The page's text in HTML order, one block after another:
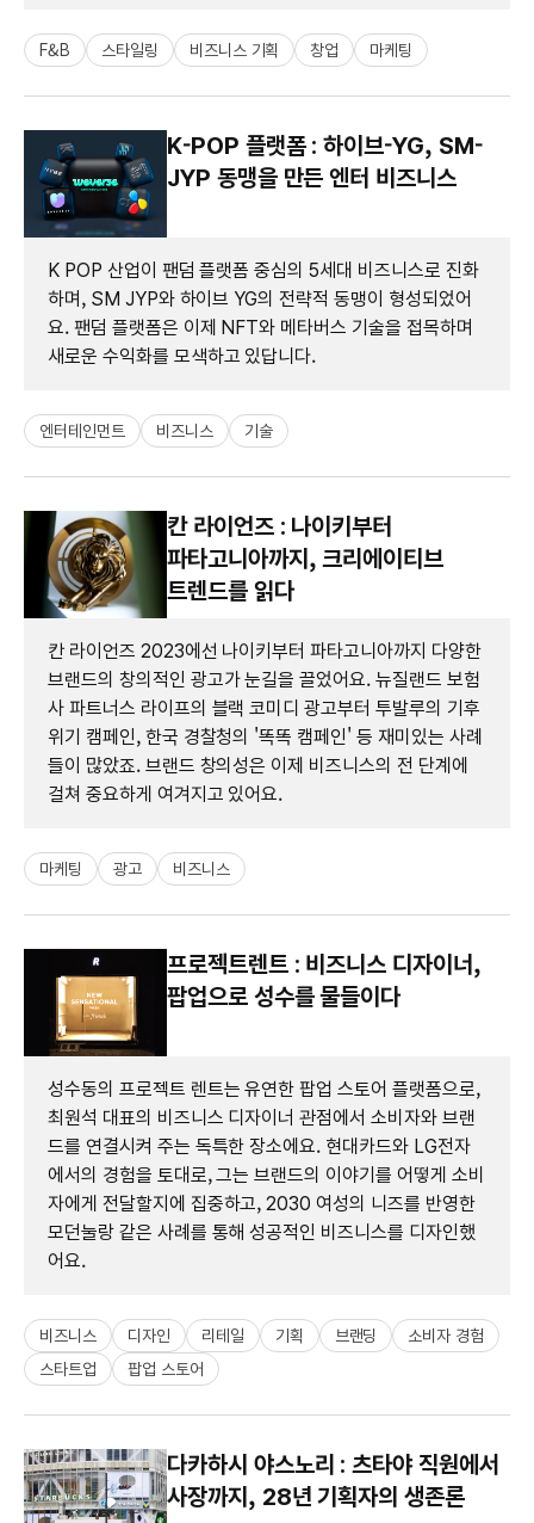
F&B 스타일링 비즈니스 기획 창업 마케팅
K-POP 플랫폼 : 하이브-YG, SM-
JYP 동맹을 만든 엔터 비즈니스
K POP 산업이 팬덤 플랫폼 중심의 5세대 비즈니스로 진화
하며, SM JYP와 하이브 YG의 전략적 동맹이 형성되었어
요. 팬덤 플랫폼은 이제 NFT와 메타버스 기술을 접목하며
새로운 수익화를 모색하고 있답니다.
엔터테인먼트 비즈니스 기술
칸 라이언즈 : 나이키부터
파타고니아까지, 크리에이티브
트렌드를 읽다
칸 라이언즈 2023에선 나이키부터 파타고니아까지 다양한
브랜드의 창의적인 광고가 눈길을 끌었어요. 뉴질랜드 보험
사 파트너스 라이프의 블랙 코미디 광고부터 투발루의 기후
위기 캠페인, 한국 경찰청의 '똑똑 캠페인' 등 재미있는 사례
들이 많았죠. 브랜드 창의성은 이제 비즈니스의 전 단계에
걸쳐 중요하게 여겨지고 있어요.
마케팅 광고 비즈니스
프로젝트렌트 : 비즈니스 디자이너,
팝업으로 성수를 물들이다
성수동의 프로젝트 렌트는 유연한 팝업 스토어 플랫폼으로,
최원석 대표의 비즈니스 디자이너 관점에서 소비자와 브랜
드를 연결시켜 주는 독특한 장소에요. 현대카드와 LG전자
에서의 경험을 토대로, 그는 브랜드의 이야기를 어떻게 소비
자에게 전달할지에 집중하고, 2030 여성의 니즈를 반영한
모던눌랑 같은 사례를 통해 성공적인 비즈니스를 디자인했
어요.
비즈니스 디자인 리테일 기획 브랜딩
소비자 경험
스타트업
팝업 스토어
다카하시 야스노리 : 츠타야 직원에서
사장까지, 28년 기획자의 생존론